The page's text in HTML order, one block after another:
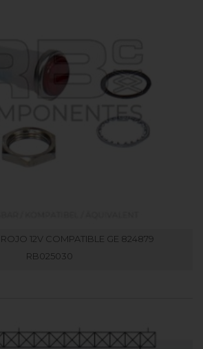
12V COMPATIBLE GE 824879
RB025030